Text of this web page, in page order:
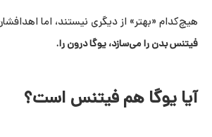
هیچ‌کدام «بهتر» از دیگری نیستند، اما
فیتنس بدن را می‌سازد، یوگا درون را.
آیا یوگا هم فیتنس است؟